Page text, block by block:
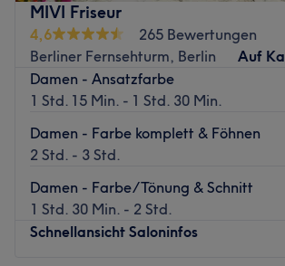
MIVI Friseur
4,6
265 Bewertungen
Berliner Fernsehturm, Berlin
Auf
Damen - Ansatzfarbe
1 Std. 15 Min. - 1 Std. 30 Min.
Damen - Farbe komplett & Föhnen
2 Std. - 3 Std.
Damen - Farbe/Tönung & Schnitt
1 Std. 30 Min. - 2 Std.
Schnellansicht Saloninfos